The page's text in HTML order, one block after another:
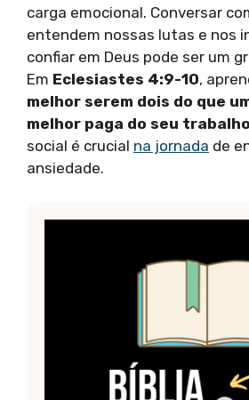
carga emocional. Conversar
entendem nossas lutas e nos
confiar em Deus pode ser um
Em Eclesiastes 4:9-10,
melhor serem dois do que
melhor paga do seu trabalho
social é crucial na jornada de
ansiedade.